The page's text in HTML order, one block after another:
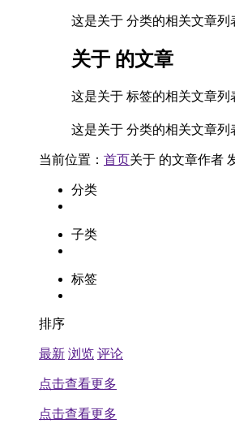
这是关于 分类的相关文章列
关于 的文章
这是关于 标签的相关文章列
这是关于 分类的相关文章列
当前位置： 首页关于 的文章作者
分类
子类
标签
排序
最新 浏览 评论
点击查看更多
点击查看更多